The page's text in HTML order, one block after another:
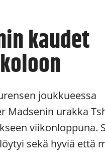
kaudet
joukkueessa
Madsenin urakka
viikonloppuna.
sekä hyviä että